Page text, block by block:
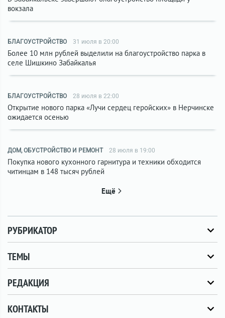
вокзала
БЛАГОУСТРОЙСТВО 31 июля в 20:00
Более 10 млн рублей выделили на благоустройство парка в
селе Шишкино Забайкалья
БЛАГОУСТРОЙСТВО 28 июля в 22:00
Открытие нового парка «Лучи сердец геройских» в Нерчинске
ожидается осенью
ДОМ, ОБУСТРОЙСТВО И РЕМОНТ 28 июля в 19:00
Покупка нового кухонного гарнитура и техники обходится
читинцам в 148 тысяч рублей
Ещё
РУБРИКАТОР
ТЕМЫ
РЕДАКЦИЯ
КОНТАКТЫ